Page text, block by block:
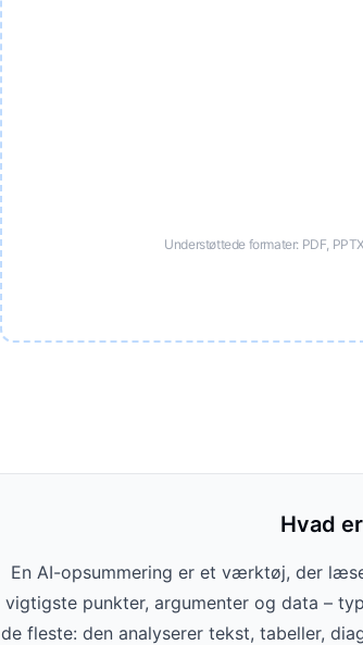
Understøttede formater: PDF,
Hvad
En AI-opsummering er et værktøj, der
vigtigste punkter, argumenter og data –
de fleste: den analyserer tekst, tabeller,